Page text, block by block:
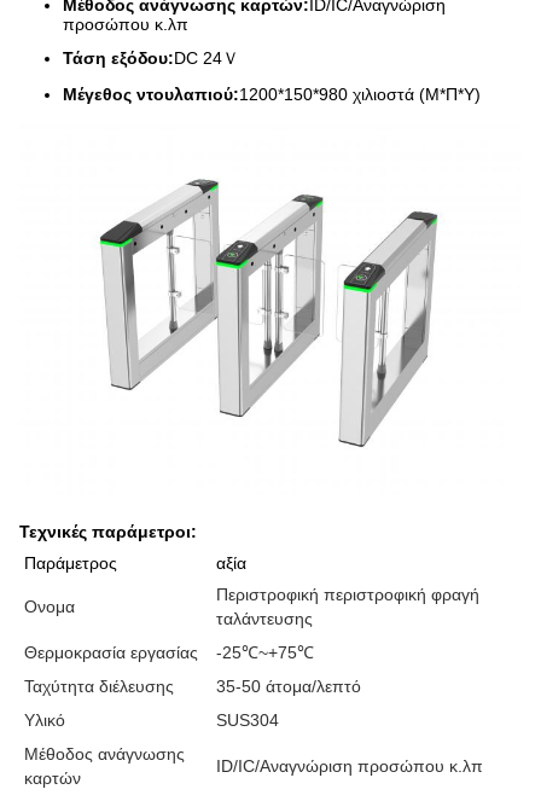
Μέθοδος ανάγνωσης καρτών: ID/IC/Αναγνώριση
προσώπου κ.λπ
Τάση εξόδου:DC 24Ｖ
Μέγεθος ντουλαπιού:1200*150*980 χιλιοστά (Μ*Π*Υ)
Τεχνικές παράμετροι:
Παράμετρος
αξία
Ονομα
Περιστροφική περιστροφική φραγή
ταλάντευσης
Θερμοκρασία εργασίας
-25℃~+75℃
Ταχύτητα διέλευσης
35-50 άτομα/λεπτό
Υλικό
SUS304
Μέθοδος ανάγνωσης
καρτών
ID/IC/Αναγνώριση προσώπου κ.λπ